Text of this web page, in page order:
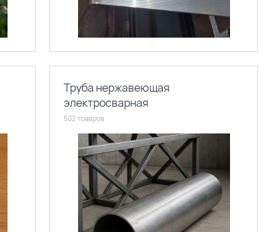
Труба нержавеющая
электросварная
502 товаров